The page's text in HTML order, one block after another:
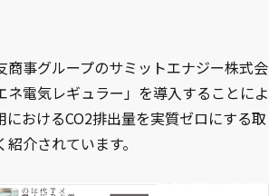
商事グループのサミットエナジー株式会
ネ電気レギュラー」を導入することによ
におけるCO2排出量を実質ゼロにする取
介されています。